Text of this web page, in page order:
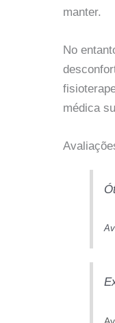
manter.
No
médica